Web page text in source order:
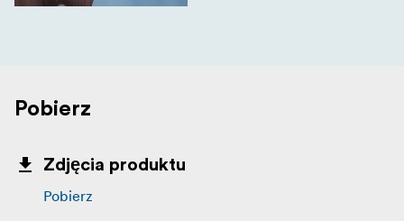
Pobierz
Zdjęcia produktu
Pobierz